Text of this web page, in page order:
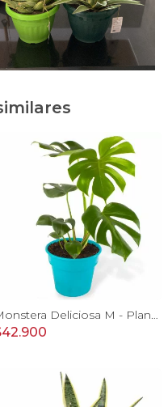
Monstera Deliciosa M - Planta de interior en macetero